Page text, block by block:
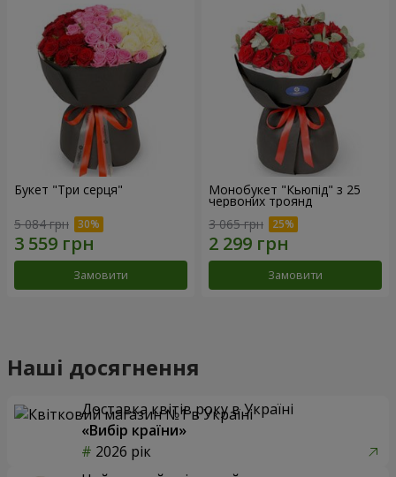
Букет "Три серця"
5 084 грн
Замовити
Монобукет "Кьюпід" з 25
червоних троянд
3 065 грн
Замовити
Наші досягнення
Доставка квітів року в Україні
«Вибір країни»
2026 рік